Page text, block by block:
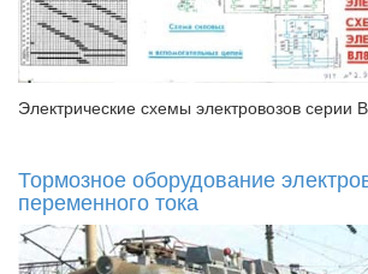
Электрические схемы электровозов серии
Тормозное оборудование
переменного тока